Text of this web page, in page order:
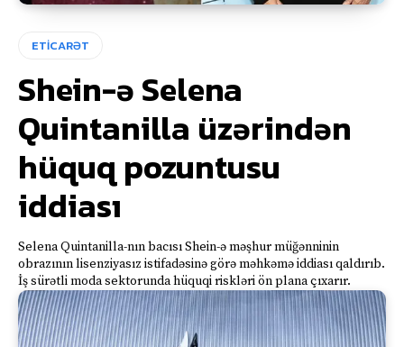
ETİCARƏT
Shein-ə Selena
Quintanilla üzərindən
hüquq pozuntusu
iddiası
Selena Quintanilla-nın bacısı Shein-ə məşhur müğənninin
obrazının lisenziyasız istifadəsinə görə məhkəmə iddiası qaldırıb.
İş sürətli moda sektorunda hüquqi riskləri ön plana çıxarır.